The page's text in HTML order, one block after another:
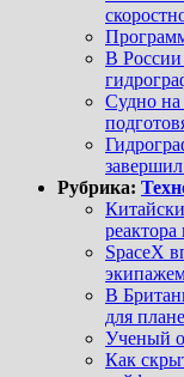
В России
Судно
Рубрика:
реактора
SpaceX
В
для
Ученый
Как